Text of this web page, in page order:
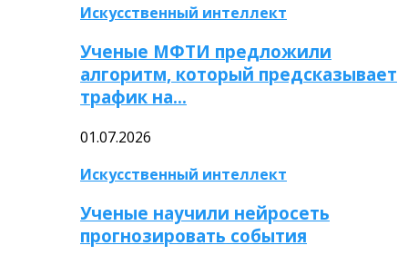
Искусственный интеллект
Ученые МФТИ предложили
алгоритм, который предсказывает
трафик на…
01.07.2026
Искусственный интеллект
Ученые научили нейросеть
прогнозировать события